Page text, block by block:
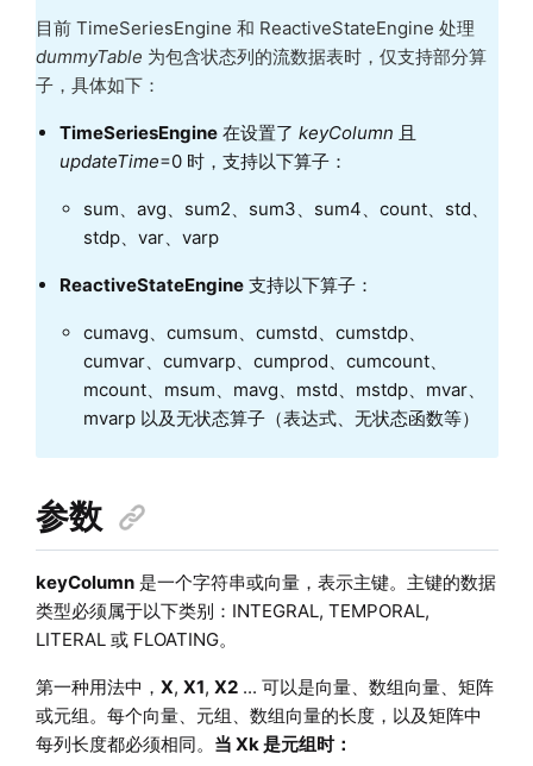
目前 TimeSeriesEngine 和 ReactiveStateEngine 处理
dummyTable 为包含状态列的流数据表时，仅支持部分算
子，具体如下：
TimeSeriesEngine在设置了 keyColumn 且
updateTime=0 时，支持以下算子：
sum、avg、sum2、sum3、sum4、count、std、
stdp、var、varp
ReactiveStateEngine支持以下算子：
cumavg、cumsum、cumstd、cumstdp、
cumvar、cumvarp、cumprod、cumcount、
mcount、msum、mavg、mstd、mstdp、mvar、
mvarp 以及无状态算子（表达式、无状态函数等）
参数
keyColumn是一个字符串或向量，表示主键。主键的数据
类型必须属于以下类别：INTEGRAL, TEMPORAL,
LITERAL 或 FLOATING。
第一种用法中， X, X1, X2... 可以是向量、数组向量、矩阵
或元组。每个向量、元组、数组向量的长度，以及矩阵中
每列长度都必须相同。 当 Xk 是元组时：